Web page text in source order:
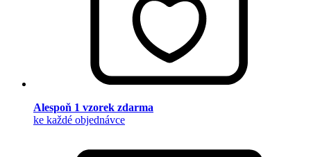
Alespoň 1 vzorek zdarma
ke každé objednávce